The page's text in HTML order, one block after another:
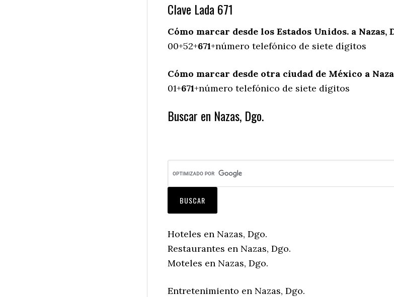
Clave Lada 671
Cómo marcar desde los Estados Unidos. a Nazas,
00+52+671+número telefónico de siete dígitos
Cómo marcar desde otra ciudad de México a
01+671+número telefónico de siete dígitos
Buscar en Nazas, Dgo.
Hoteles en Nazas, Dgo.
Restaurantes en Nazas, Dgo.
Moteles en Nazas, Dgo.
Entretenimiento en Nazas, Dgo.